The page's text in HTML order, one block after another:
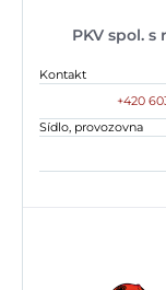
PKV spol. s
Kontakt
+420
Sídlo, provozovna